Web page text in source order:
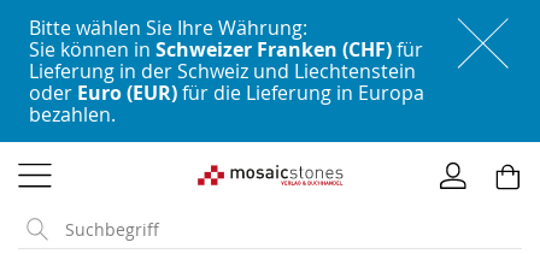
Bitte wählen Sie Ihre Währung:
Sie können in Schweizer Franken (CHF)für
Lieferung in der Schweiz und Liechtenstein
oder Euro (EUR)für die Lieferung in Europa
bezahlen.
zum
Inhalt